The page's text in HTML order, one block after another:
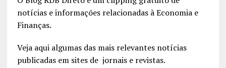
notícias e informações relacionadas à Economia e
Finanças.
Veja aqui algumas das mais relevantes notícias
publicadas em sites de jornais e revistas.